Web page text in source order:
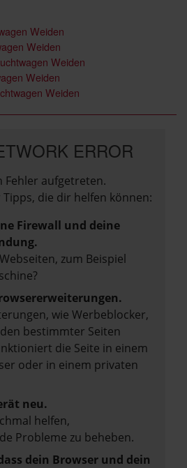
Weiden
Weiden
Weiden
Weiden
Weiden
ERROR
Fehler aufgetreten.
die dir helfen können:
Firewall und deine
zum Beispiel
wie Werbeblocker,
bestimmter Seiten
die Seite in einem
oder in einem privaten
neu.
helfen,
Probleme zu beheben.
dein Browser und dein